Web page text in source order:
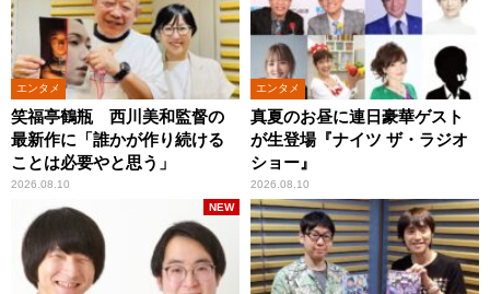
エンタメ
笑福亭鶴瓶 西川美和監督の
最新作に「誰かが作り続ける
ことは必要やと思う」
2026.08.10
エンタメ
真夏のお昼に連日豪華ゲスト
が生登場『ナイツ ザ・ラジオ
ショー』
2026.08.10
NEW